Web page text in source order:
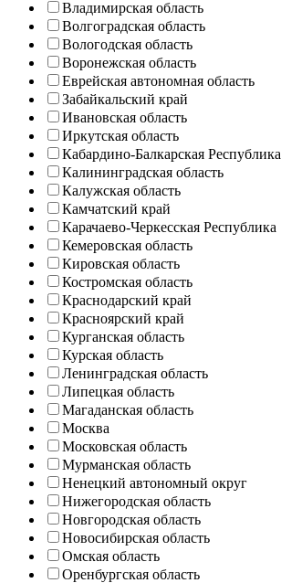
Владимирская область
Волгоградская область
Вологодская область
Воронежская область
Еврейская автономная область
Забайкальский край
Ивановская область
Иркутская область
Кабардино-Балкарская Республика
Калининградская область
Калужская область
Камчатский край
Карачаево-Черкесская Республика
Кемеровская область
Кировская область
Костромская область
Краснодарский край
Красноярский край
Курганская область
Курская область
Ленинградская область
Липецкая область
Магаданская область
Москва
Московская область
Мурманская область
Ненецкий автономный округ
Нижегородская область
Новгородская область
Новосибирская область
Омская область
Оренбургская область